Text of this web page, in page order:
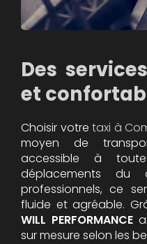
Des
et
Choisir votretaxi à
moyen de
accessible à
déplacements
professionnels, ce
fluide et agréable.
WILL PERFORMANCE
sur mesure selon les